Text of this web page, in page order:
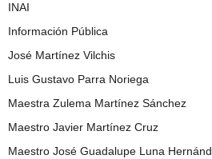
INAI
Información Pública
José Martínez Vilchis
Luis Gustavo Parra Noriega
Maestra Zulema Martínez Sánchez
Maestro Javier Martínez Cruz
Maestro José Guadalupe Luna